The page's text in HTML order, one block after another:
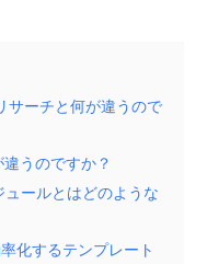
サーチと何が違うので
うのですか？
ールとはどのような
化するテンプレート